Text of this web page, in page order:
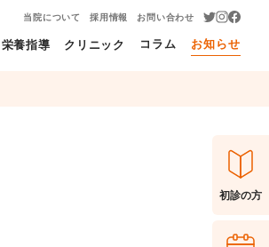
栄養指導 クリニック コラム お知らせ
当院について 採用情報 お問い合わせ
初診の方